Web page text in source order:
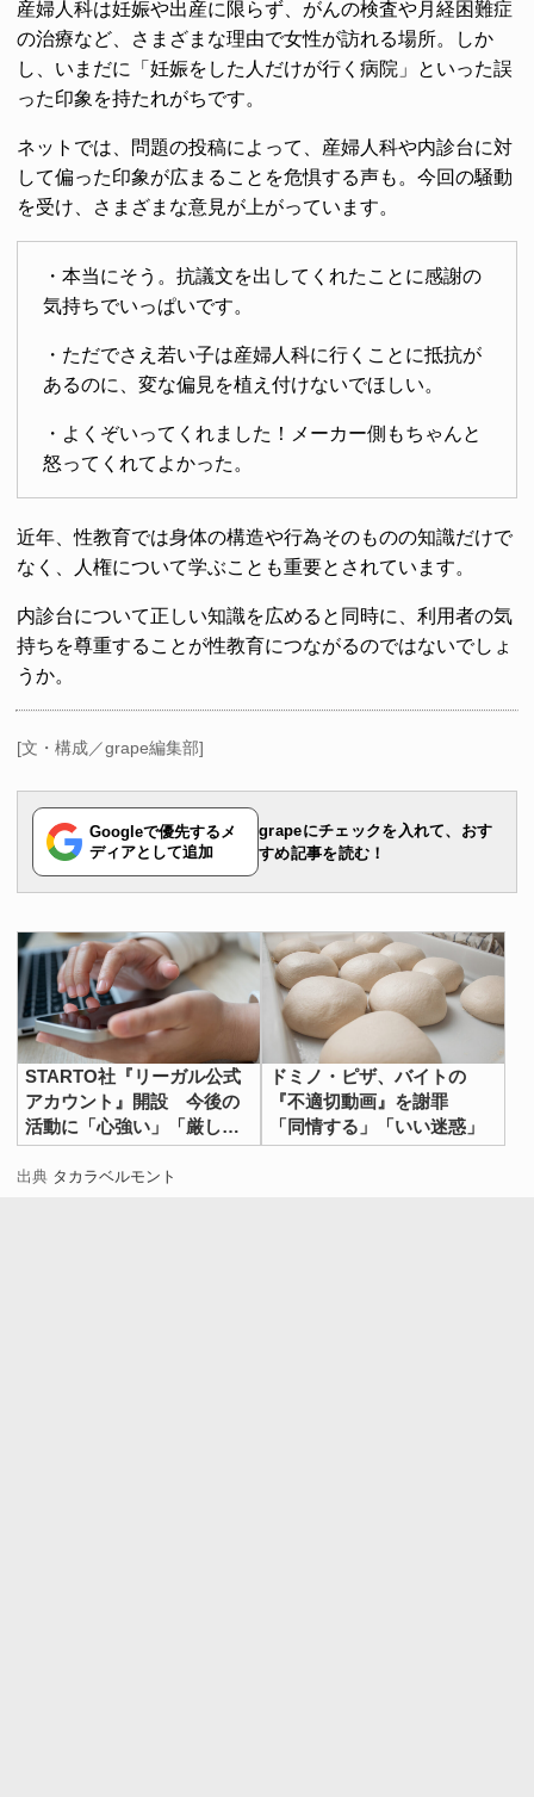
産婦人科は妊娠や出産に限らず、がんの検査や月経困難症
の治療など、さまざまな理由で女性が訪れる場所。しか
し、いまだに「妊娠をした人だけが行く病院」といった誤
った印象を持たれがちです。
ネットでは、問題の投稿によって、産婦人科や内診台に対
して偏った印象が広まることを危惧する声も。今回の騒動
を受け、さまざまな意見が上がっています。
・本当にそう。抗議文を出してくれたことに感謝の
気持ちでいっぱいです。
・ただでさえ若い子は産婦人科に行くことに抵抗が
あるのに、変な偏見を植え付けないでほしい。
・よくぞいってくれました！メーカー側もちゃんと
怒ってくれてよかった。
近年、性教育では身体の構造や行為そのものの知識だけで
なく、人権について学ぶことも重要とされています。
内診台について正しい知識を広めると同時に、利用者の気
持ちを尊重することが性教育につながるのではないでしょ
うか。
[文・構成／grape編集部]
Googleで優先するメ
ディアとして追加
grapeにチェックを入れて、おす
すめ記事を読む！
STARTO社『リーガル公式
アカウント』開設 今後の
活動に「心強い」「厳しく
やってほしい」
ドミノ・ピザ、バイトの
『不適切動画』を謝罪
「同情する」「いい迷惑」
出典 タカラベルモント